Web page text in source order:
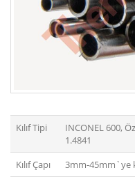
Kılıf Tipi
INCONEL 600,
1.4841
Kılıf Çapı
3mm-45mm`ye